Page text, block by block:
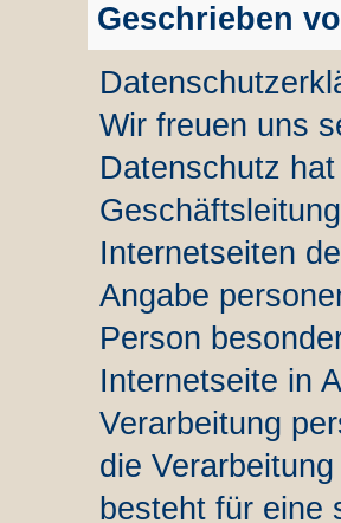
Geschrieben
Wir freuen uns
Datenschutz
Internetseiten
Angabe
Person
Internetseite in
Verarbeitung
die
besteht für eine